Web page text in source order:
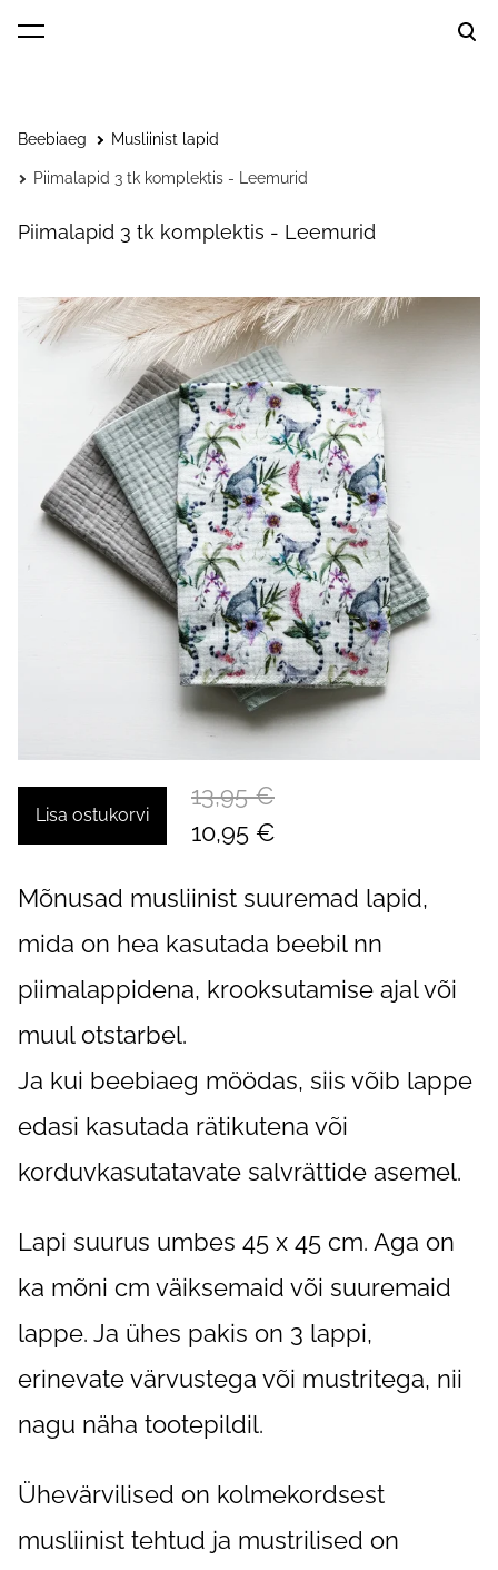
lisati ostukorvi.
Beebiaeg Musliinist lapid
Piimalapid 3 tk komplektis - Leemurid
Piimalapid 3 tk komplektis - Leemurid
Lisa ostukorvi
13,95 €
10,95 €
Mõnusad musliinist suuremad lapid,
mida on hea kasutada beebil nn
piimalappidena, krooksutamise ajal või
muul otstarbel.
Ja kui beebiaeg möödas, siis võib lappe
edasi kasutada rätikutena või
korduvkasutatavate salvrättide asemel.
Lapi suurus umbes 45 x 45 cm. Aga on
ka mõni cm väiksemaid või suuremaid
lappe. Ja ühes pakis on 3 lappi,
erinevate värvustega või mustritega, nii
nagu näha tootepildil.
Ühevärvilised on kolmekordsest
musliinist tehtud ja mustrilised on